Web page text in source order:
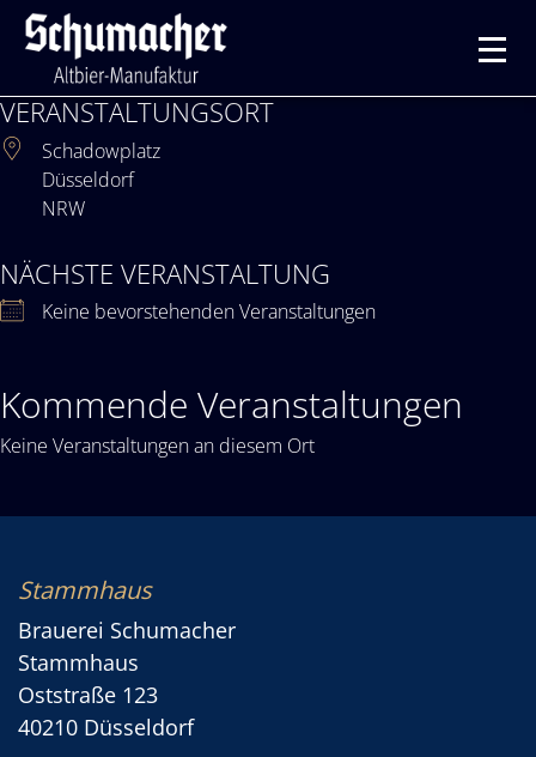
VERANSTALTUNGSORT
Schadowplatz
Düsseldorf
NRW
NÄCHSTE VERANSTALTUNG
Keine bevorstehenden Veranstaltungen
Kommende Veranstaltungen
Keine Veranstaltungen an diesem Ort
Stammhaus
Brauerei Schumacher
Stammhaus
Oststraße 123
40210 Düsseldorf